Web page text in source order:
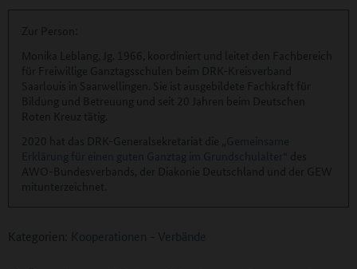
„Gemeinsame
Erklärung für einen guten Ganztag im Grundschulalter“
Kategorien: Kooperationen - Verbände